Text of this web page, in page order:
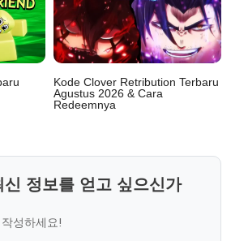
Kode Clover Retribution Terbaru
Agustus 2026 & Cara
Redeemnya
정보를 얻고 싶으신가
성하세요!